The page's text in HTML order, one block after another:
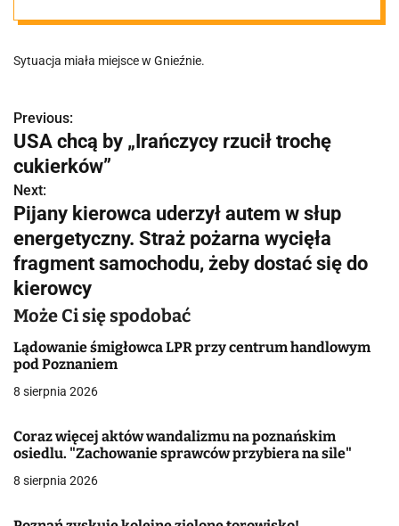
36-latka.
Policjanci
wcześniej
wyczuli od
mężczyzny woń
konopi
Sytuacja miała miejsce w Gnieźnie.
N
a
w
i
g
a
c
j
a
w
p
Previous:
USA chcą by „Irańczycy rzucił trochę
cukierków”
Next:
Pijany kierowca uderzył autem w słup
energetyczny. Straż pożarna wycięła
fragment samochodu, żeby dostać się do
kierowcy
Może Ci się spodobać
Lądowanie śmigłowca LPR przy centrum handlowym
pod Poznaniem
8 sierpnia 2026
Coraz więcej aktów wandalizmu na poznańskim
osiedlu. "Zachowanie sprawców przybiera na sile"
8 sierpnia 2026